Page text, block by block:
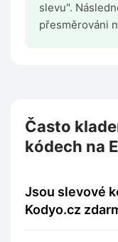
slevu".
přesměrováni
Často
kódech na
Jsou slevové kódy a kupóny dostupné na
Kodyo.cz